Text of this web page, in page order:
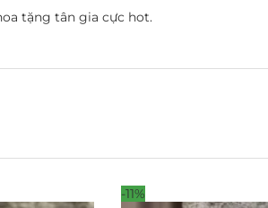
tặng tân gia cực hot.
-11%